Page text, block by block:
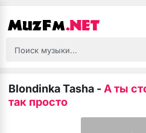
Blondinka Tasha - А ты
так просто